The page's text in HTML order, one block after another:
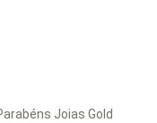
Joias Gold